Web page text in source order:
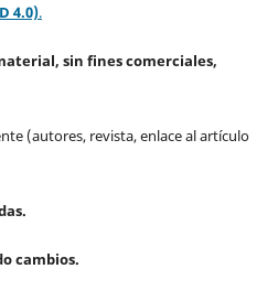
4.0).
sin fines comerciales,
(autores, revista, enlace al artículo
cambios.